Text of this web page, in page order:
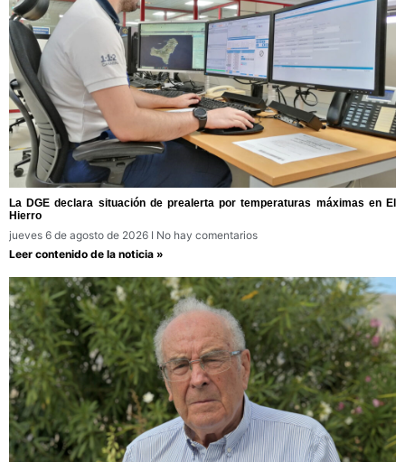
La DGE declara situación de prealerta por temperaturas máximas en El
Hierro
jueves 6 de agosto de 2026
No hay comentarios
Leer contenido de la noticia »